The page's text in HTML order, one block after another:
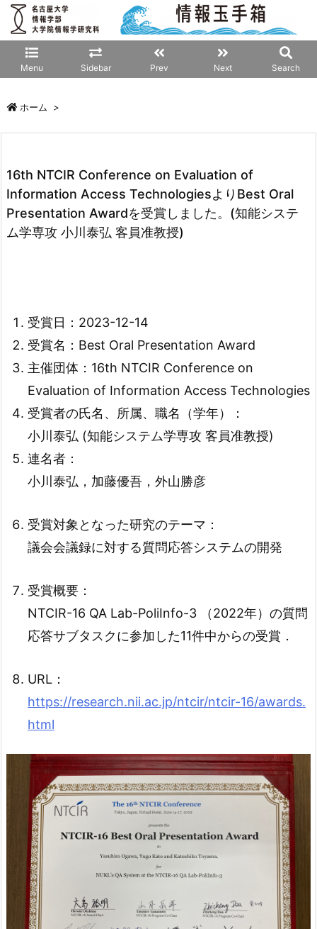
Menu Sidebar Prev Next Search
ホーム >
16th NTCIR Conference on Evaluation of
Information Access TechnologiesよりBest Oral
Presentation Awardを受賞しました。(知能システ
ム学専攻 小川泰弘 客員准教授)
受賞日：2023-12-14
受賞名：Best Oral Presentation Award
主催団体：16th NTCIR Conference on
Evaluation of Information Access Technologies
受賞者の氏名、所属、職名（学年）：
小川泰弘 (知能システム学専攻 客員准教授)
連名者：
小川泰弘，加藤優吾，外山勝彦
受賞対象となった研究のテーマ：
議会会議録に対する質問応答システムの開発
受賞概要：
NTCIR-16 QA Lab-PoliInfo-3 （2022年）の質問
応答サブタスクに参加した11件中からの受賞．
URL：
https://research.nii.ac.jp/ntcir/ntcir-16/awards.
html